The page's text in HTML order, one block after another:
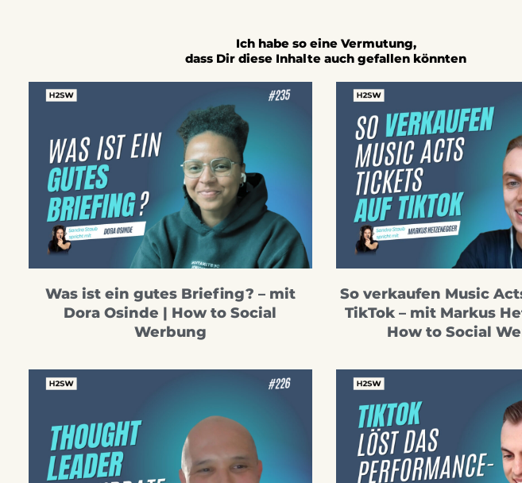
Ich habe so eine Vermutung,
dass Dir diese Inhalte auch gefallen könnten
Was ist ein gutes Briefing? – mit
Dora Osinde | How to Social
Werbung
So verkaufen Music
TikTok – mit Markus
How to Social